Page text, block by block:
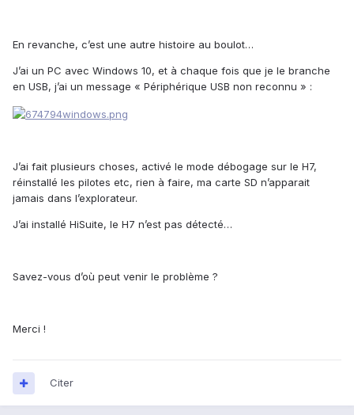
En revanche, c’est une autre histoire au boulot…
J’ai un PC avec Windows 10, et à chaque fois que je le branche
en USB, j’ai un message « Périphérique USB non reconnu » :
J’ai fait plusieurs choses, activé le mode débogage sur le H7,
réinstallé les pilotes etc, rien à faire, ma carte SD n’apparait
jamais dans l’explorateur.
J’ai installé HiSuite, le H7 n’est pas détecté…
Savez-vous d’où peut venir le problème ?
Merci !
Citer